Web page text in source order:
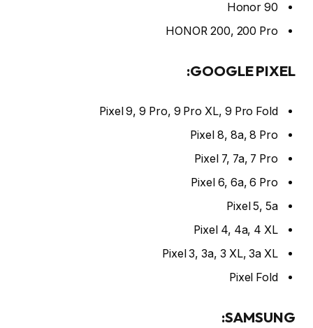
Honor 90
HONOR 200, 200 Pro
GOOGLE PIXEL:
Pixel 9, 9 Pro, 9 Pro XL, 9 Pro Fold
Pixel 8, 8a, 8 Pro
Pixel 7, 7a, 7 Pro
Pixel 6, 6a, 6 Pro
Pixel 5, 5a
Pixel 4, 4a, 4 XL
Pixel 3, 3a, 3 XL, 3a XL
Pixel Fold
SAMSUNG: